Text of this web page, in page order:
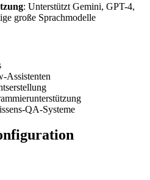
: Unterstützt Gemini, GPT-4,
große Sprachmodelle
Assistenten
QA-Systeme